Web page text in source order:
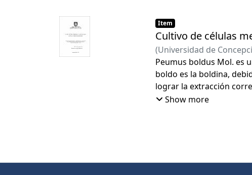
Item
Cultivo de células
(Universidad de
Peumus boldus Mol. es
boldo es la boldina,
lograr la extracción
boldo posee varias
producción de
Show more